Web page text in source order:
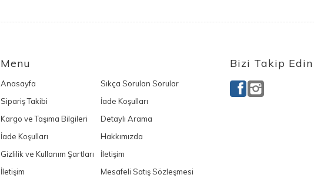
Menu
Anasayfa
Sipariş Takibi
Kargo ve Taşıma Bilgileri
İade Koşulları
Gizlilik ve Kullanım Şartları
İletişim
Sıkça Sorulan Sorular
İade Koşulları
Detaylı Arama
Hakkımızda
İletişim
Mesafeli Satış Sözleşmesi
Bizi Takip Edin